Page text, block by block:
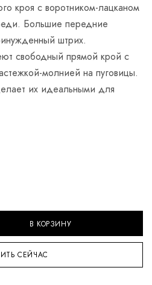
кроя с воротником-лацканом
Большие передние
штрих.
свободный прямой крой с
молнией на пуговицы.
их идеальными для
В КОРЗИНУ
СЕЙЧАС